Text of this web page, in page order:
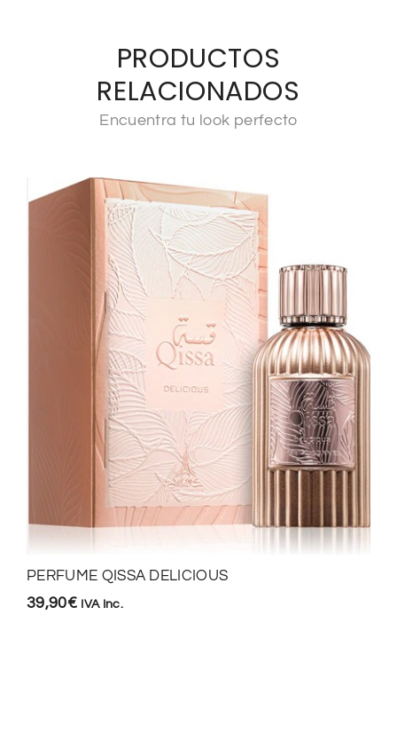
PRODUCTOS
RELACIONADOS
Encuentra tu look perfecto
PERFUME QISSA DELICIOUS
39,90€ IVA Inc.